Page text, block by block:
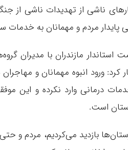
پایدار مردم و مهمانان به
مازندران با مدیران
ورود انبوه مهمانان و
درمانی وارد نکرده و این
است.
بازدید می‌کردیم، مردم و